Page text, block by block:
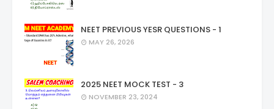
NEET PREVIOUS YESR QUESTIONS - 1
MAY 26, 2026
2025 NEET MOCK TEST - 3
NOVEMBER 23, 2024